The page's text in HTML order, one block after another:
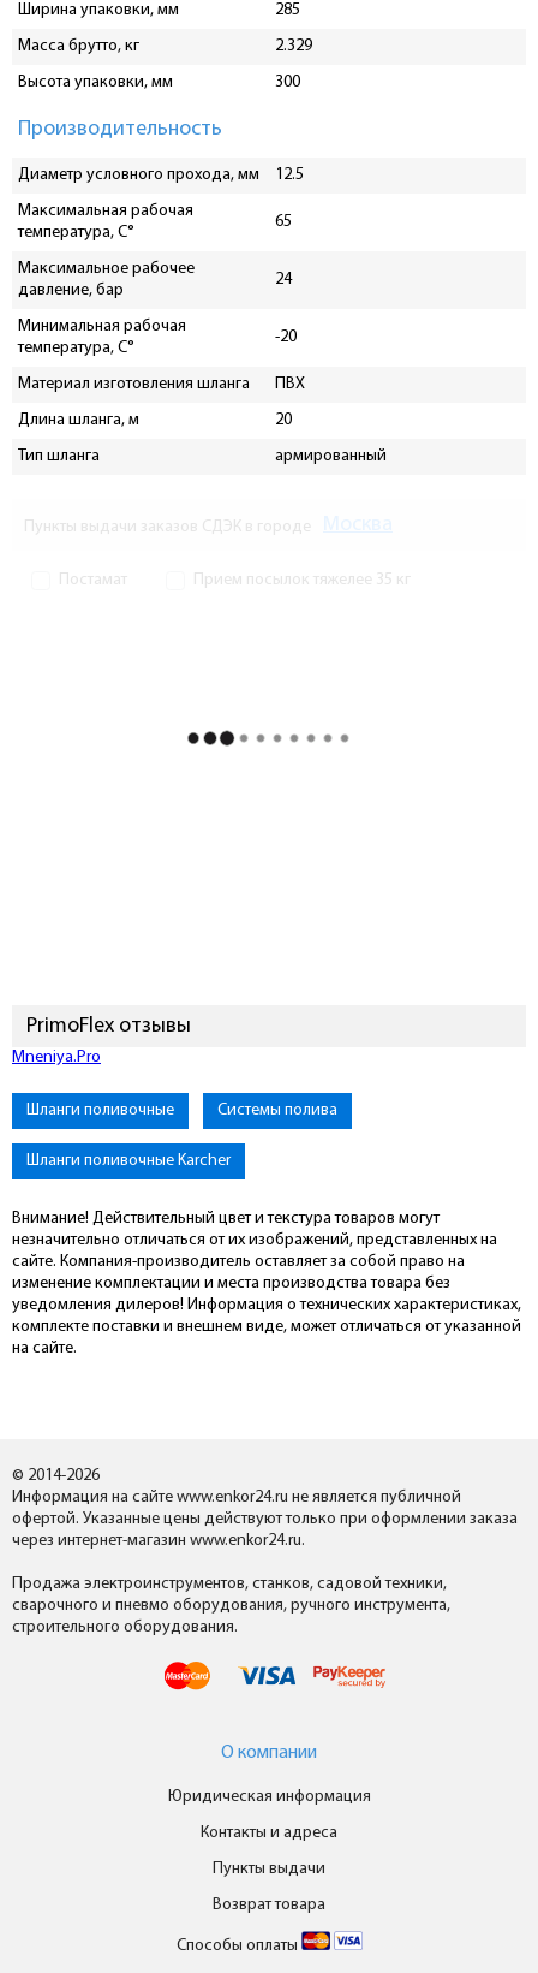
Ширина упаковки, мм
285
Масса брутто, кг
2.329
Высота упаковки, мм
300
Производительность
Диаметр условного прохода, мм
12.5
Максимальная рабочая
температура, С°
65
Максимальное рабочее
давление, бар
24
Минимальная рабочая
температура, C°
-20
Материал изготовления шланга
ПВХ
Длина шланга, м
20
Тип шланга
армированный
Пункты выдачи заказов СДЭК в городе
Постамат Прием посылок тяжелее 35 кг
PrimoFlex отзывы
Mneniya.Pro
Шланги поливочные Системы полива
Шланги поливочные Karcher
Внимание! Действительный цвет и текстура товаров могут
незначительно отличаться от их изображений, представленных на
сайте. Компания-производитель оставляет за собой право на
изменение комплектации и места производства товара без
уведомления дилеров! Информация о технических характеристиках,
комплекте поставки и внешнем виде, может отличаться от указанной
на сайте.
© 2014-2026
Информация на сайте www.enkor24.ru не является публичной
офертой. Указанные цены действуют только при оформлении заказа
через интернет-магазин www.enkor24.ru.
Продажа электроинструментов, станков, садовой техники,
сварочного и пневмо оборудования, ручного инструмента,
строительного оборудования.
О компании
Юридическая информация
Контакты и адреса
Пункты выдачи
Возврат товара
Способы оплаты